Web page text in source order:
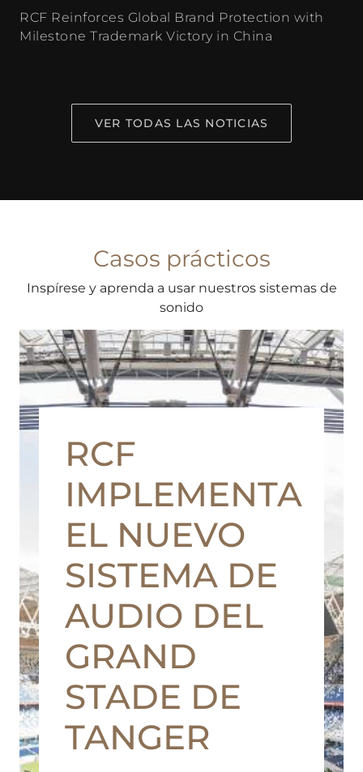
RCF Reinforces Global Brand Protection with
Milestone Trademark Victory in China
VER TODAS LAS NOTICIAS
Casos prácticos
Inspírese y aprenda a usar nuestros sistemas de
sonido
RCF
IMPLEMENTA
EL NUEVO
SISTEMA DE
AUDIO DEL
GRAND
STADE DE
TANGER